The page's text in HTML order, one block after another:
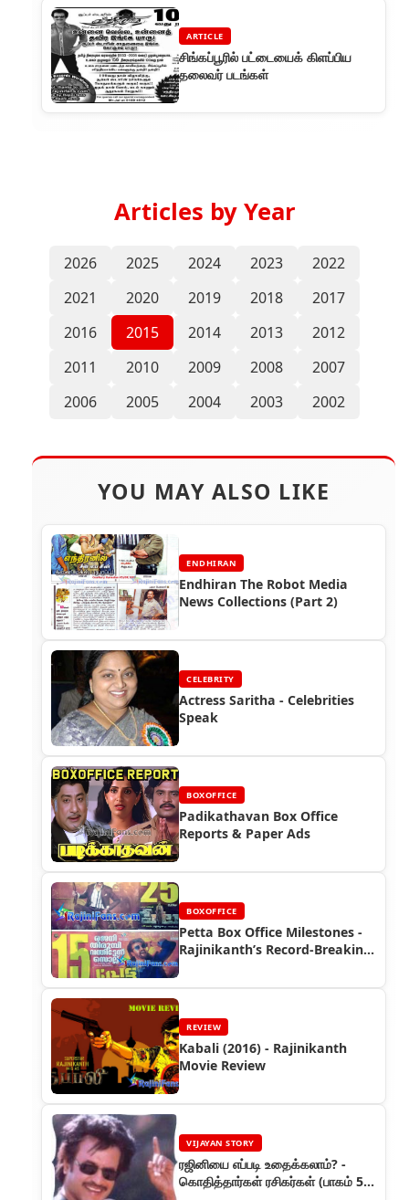
ARTICLE
சிங்கப்பூரில் பட்டையைக் கிளப்பிய
தலைவர் படங்கள்
Articles by Year
2026 2025 2024 2023
2022
2021
2020 2019 2018
2017
2016
2015 2014 2013
2012
2011
2010 2009 2008
2007
2006
2005 2004 2003 2002
YOU MAY ALSO LIKE
ENDHIRAN
Endhiran The Robot Media
News Collections (Part 2)
CELEBRITY
Actress Saritha - Celebrities
Speak
BOXOFFICE
Padikathavan Box Office
Reports & Paper Ads
BOXOFFICE
Petta Box Office Milestones -
Rajinikanth’s Record-Breaking
REVIEW
Kabali (2016) - Rajinikanth
Movie Review
VIJAYAN STORY
ரஜினியை எப்படி உதைக்கலாம்? -
கொதித்தார்கள் ரசிகர்கள் (பாகம் 57)